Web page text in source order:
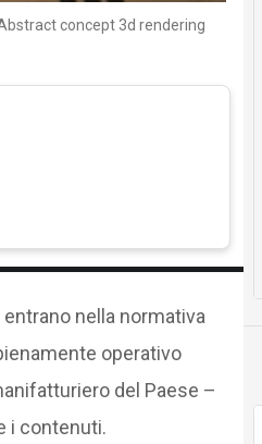
concept 3d rendering
entrano nella normativa
operativo
del Paese –
i contenuti.